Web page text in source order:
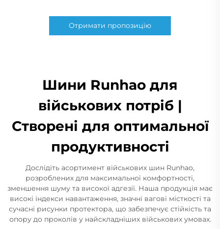
Отримати пропозицію
Шини Runhao для
військових потріб |
Створені для оптимальної
продуктивності
Дослідіть асортимент військових шин Runhao,
розроблених для максимальної комфортності,
зменшення шуму та високої адгезії. Наша продукція має
високі індекси навантаження, значні вагові місткості та
сучасні рисунки протектора, що забезпечує стійкість та
опору до проколів у найскладніших військових умовах.